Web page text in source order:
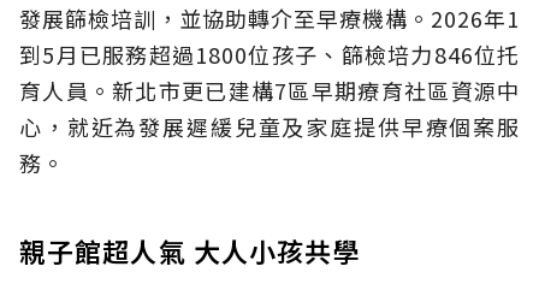
發展篩檢培訓，並協助轉介至早療機構。2026年1
到5月已服務超過1800位孩子、篩檢培力846位托
育人員。新北市更已建構7區早期療育社區資源中
心，就近為發展遲緩兒童及家庭提供早療個案服
務。
親子館超人氣 大人小孩共學